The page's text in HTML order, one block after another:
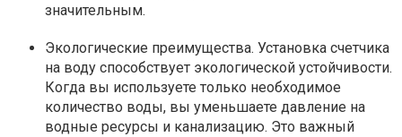
значительным.
Экологические преимущества. Установка счетчика
на воду способствует экологической устойчивости.
Когда вы используете только необходимое
количество воды, вы уменьшаете давление на
водные ресурсы и канализацию. Это важный